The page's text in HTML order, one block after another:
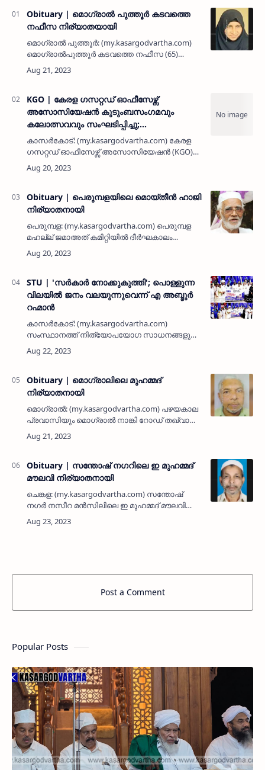
Obituary | മൊഗ്രാല്‍ പുത്തൂര്‍ കടവത്തെ
നഫീസ നിര്യാതയായി
മൊഗ്രാല്‍ പുത്തൂര്‍: (my.kasargodvartha.com)
മൊഗ്രാല്‍പുത്തൂര്‍ കടവത്തെ നഫീസ (65)
നിര്യാതയായി. കാസര്‍കോട് നഗരത്തിലെ
വസ്ത്ര വ്യാപാര സ്ഥാപനമായ ഐവ
KGO | കേരള ഗസറ്റഡ് ഓഫീസേഴ്സ്
അസോസിയേഷൻ കുടുംബസംഗമവും
കലോത്സവവും സംഘടിപ്പിച്ചു;
വർഗീയതകൾക്കും വിഭാഗീയതകൾക്കും
എതിരായ പ്രതിരോധം അനിവാര്യമെന്ന്
ഡോ. എ എം ശ്രീധരൻ
കാസർകോട്: (my.kasargodvartha.com) കേരള
ഗസറ്റഡ് ഓഫീസേഴ്സ് അസോസിയേഷൻ (KGO)
വിദ്യാനഗർ ഏരിയ കമിറ്റിയുടെ
ആഭിമുഖ്യത്തിൽ കുടുംബസംഗമവും
സർവകലാശാല ബഹുഭാഷാ …
Obituary | പെരുമ്പളയിലെ മൊയ്തീൻ ഹാജി
നിര്യാതനായി
പെരുമ്പള: (my.kasargodvartha.com) പെരുമ്പള
മഹല്ല് ജമാഅത് കമിറ്റിയിൽ ദീര്‍ഘകാലം
ഭാരവാഹിയും മുസ്ലിം ലീഗ് നേതാവുമായിരുന്ന
പെരുമ്പളയിലെ മൊയ്തീന്‍ ഹാജി (84)
STU | 'സര്‍കാര്‍ നോക്കുകുത്തി'; പൊള്ളുന്ന
വിലയില്‍ ജനം വലയുന്നുവെന്ന് എ അബ്ദുര്‍
റഹ്മാന്‍
കാസര്‍കോട്: (my.kasargodvartha.com)
സംസ്ഥാനത്ത് നിത്യോപയോഗ സാധനങ്ങളുടെ
പൊള്ളുന്ന വിലയില്‍ ജനം വലയുമ്പോള്‍
ഭരിക്കുന്ന ഇടതുപക്ഷ സര്‍കാരും പൊതുവിതരണ
Obituary | മൊഗ്രാലിലെ മുഹമ്മദ്
നിര്യാതനായി
മൊഗ്രാല്‍: (my.kasargodvartha.com) പഴയകാല
പ്രവാസിയും മൊഗ്രാല്‍ നാങ്കി റോഡ് തഖ്വാ
നഗറിലെ താമസക്കാരനുമായ മുഹമ്മദ് (65)
നിര്യാതനായി. ഭാര്യ: ആമിന. മക്കള്‍: റഊഫ്,
Obituary | സന്തോഷ് നഗറിലെ ഇ മുഹമ്മദ്
മൗലവി നിര്യാതനായി
ചെങ്കള: (my.kasargodvartha.com) സന്തോഷ്
നഗർ നസീറ മൻസിലിലെ ഇ മുഹമ്മദ് മൗലവി
പൈക്കം (73) നിര്യാതനായി. പരേതരായ പൈക്ക
അബ്ബാസ് മുസ്ലിയാർ - സൈനബ് ദമ്പതികളുടെ
Post a Comment
Popular Posts